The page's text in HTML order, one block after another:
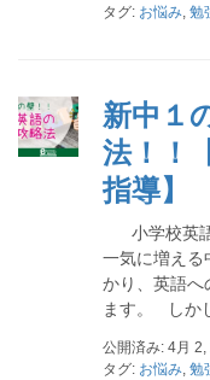
タグ: お悩み, 勉
新中１
法！！
指導】
小学校英語
一気に増える
かり、英語へ
ます。 しか
公開済み: 4月
タグ: お悩み 勉